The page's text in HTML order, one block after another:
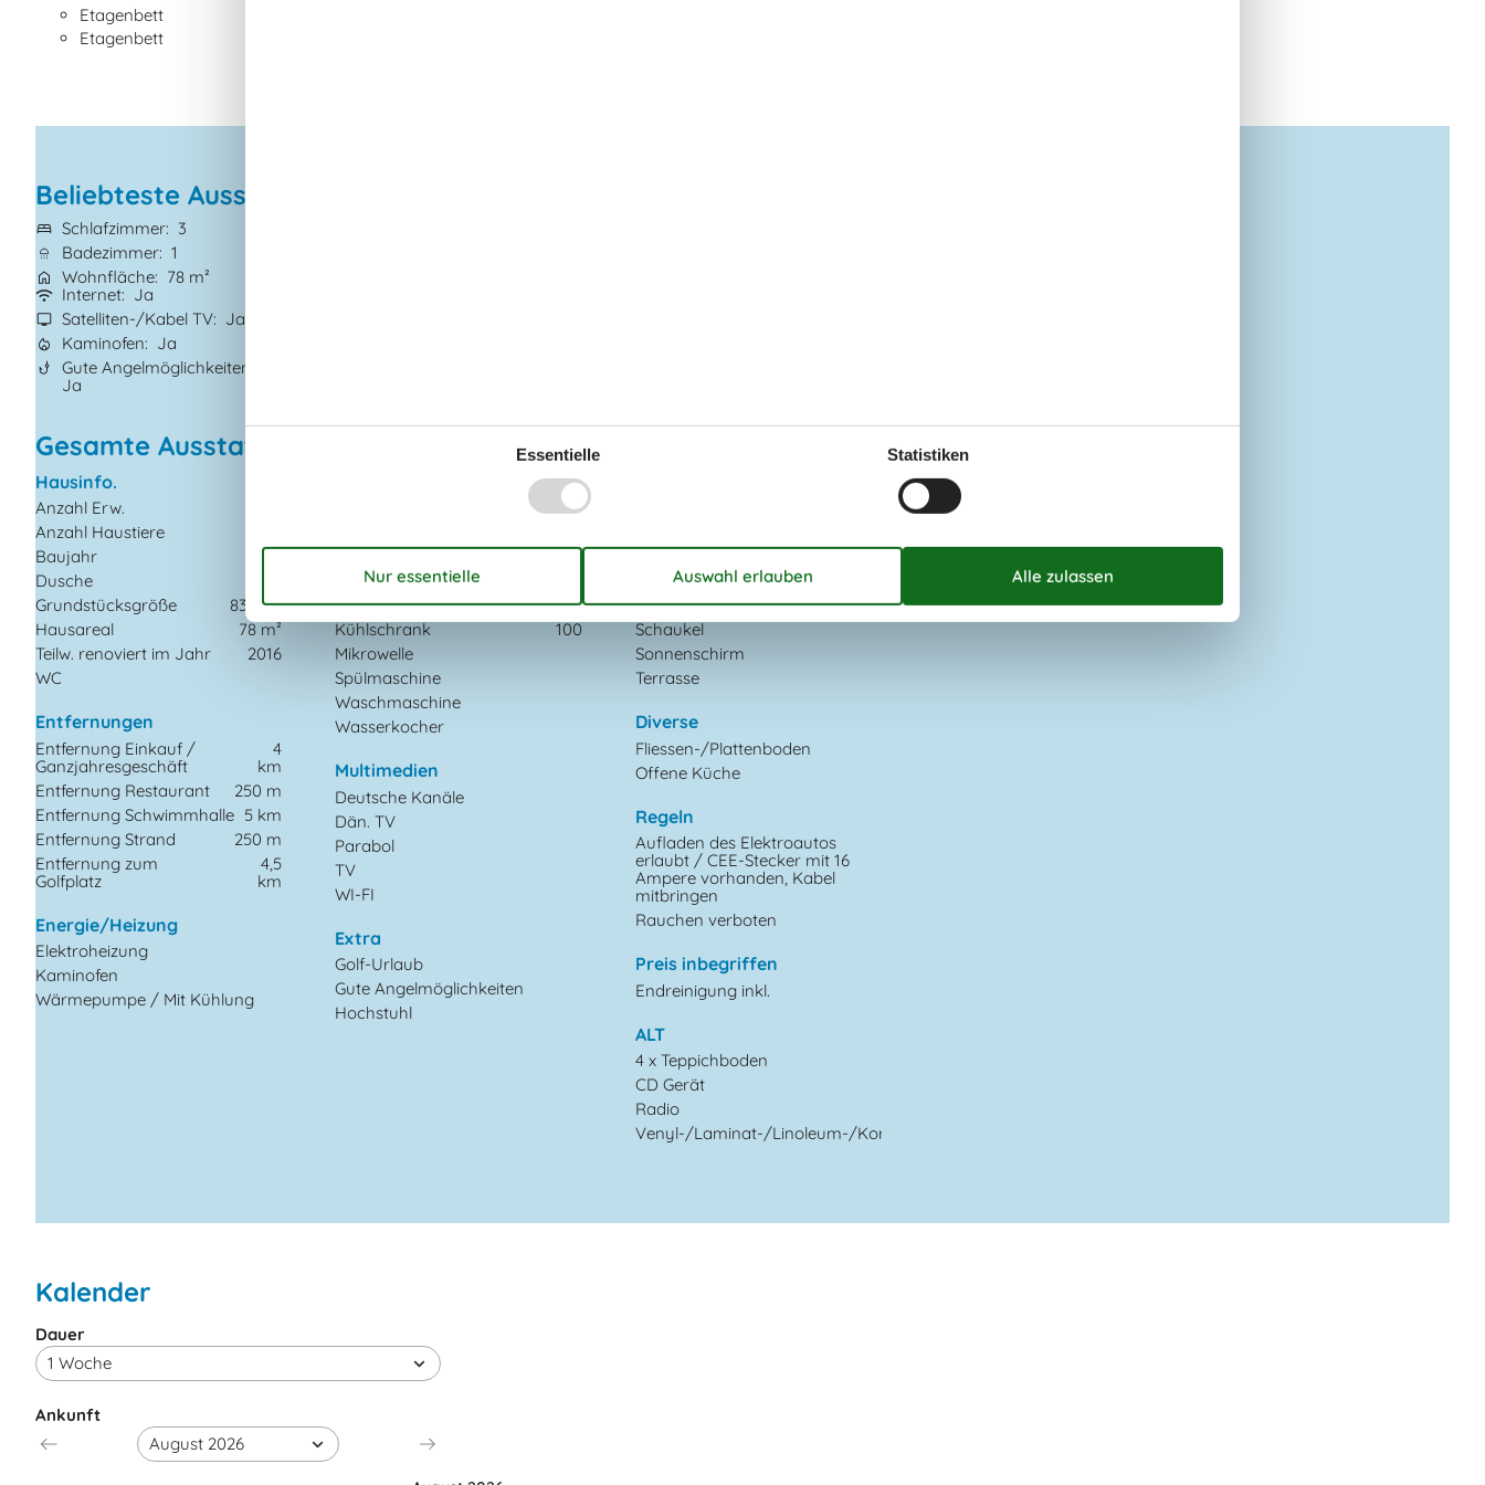
Etagenbett
Etagenbett
Beliebteste Ausstattungen
Schlafzimmer
3
Badezimmer 1
Wohnfläche
78 m²
Internet
Ja
Satelliten-/Kabel TV
Ja
Kaminofen
Ja
Gute Angelmöglichkeiten
Ja
Gesamte Ausstattung
Hausinfo.
Anzahl Erw.
Anzahl Haustiere
Baujahr
1979
Dusche
Grundstücksgröße
833 m²
Hausareal
78 m²
Teilw. renoviert im Jahr
2016
WC
Entfernungen
Entfernung Einkauf /
Ganzjahresgeschäft
4
km
Entfernung Restaurant
250 m
Entfernung Schwimmhalle 5 km
Entfernung Strand
250 m
Entfernung zum
Golfplatz
4,5
km
Energie/Heizung
Elektroheizung
Kaminofen
Wärmepumpe / Mit Kühlung
50
Herd
Kaffeemaschine
Kühlschrank
100
Mikrowelle
Spülmaschine
Waschmaschine
Wasserkocher
Multimedien
Deutsche Kanäle
Dän. TV
Parabol
TV
WI-FI
Extra
Golf-Urlaub
Gute Angelmöglichkeiten
Hochstuhl
Parken auf dem Grundstück
Sandkiste
Schaukel
Sonnenschirm
Terrasse
Diverse
Fliessen-/Plattenboden
Offene Küche
Regeln
Aufladen des Elektroautos
erlaubt / CEE-Stecker mit 16
Ampere vorhanden, Kabel
mitbringen
Rauchen verboten
Preis inbegriffen
Endreinigung inkl.
ALT
4 x Teppichboden
CD Gerät
Radio
Venyl-/Laminat-/Linoleum-/Korkboden
Kalender
Ankunft
Dauer
Essentielle Statistiken